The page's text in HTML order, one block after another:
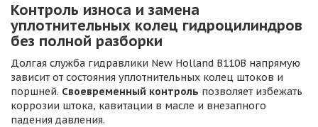
Контроль износа и замена
уплотнительных колец гидроцилиндров
без полной разборки
Долгая служба гидравлики New Holland B110B напрямую
зависит от состояния уплотнительных колец штоков и
поршней. Своевременный контроль позволяет избежать
коррозии штока, кавитации в масле и внезапного
падения давления.